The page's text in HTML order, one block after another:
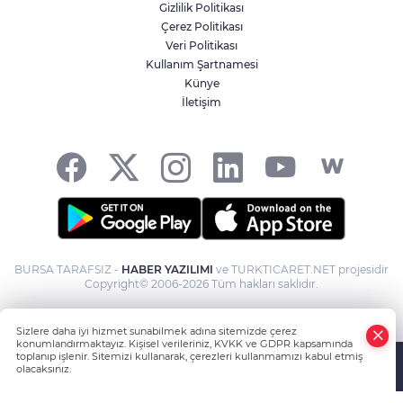
Gizlilik Politikası
Çerez Politikası
Veri Politikası
Kullanım Şartnamesi
Künye
İletişim
BURSA TARAFSIZ - HABER YAZILIMI ve TURKTICARET.NET projesidir
Copyright© 2006-2026 Tüm hakları saklıdır.
Sizlere daha iyi hizmet sunabilmek adına sitemizde çerez
konumlandırmaktayız. Kişisel verileriniz, KVKK ve GDPR kapsamında
toplanıp işlenir. Sitemizi kullanarak, çerezleri kullanmamızı kabul etmiş
olacaksınız.